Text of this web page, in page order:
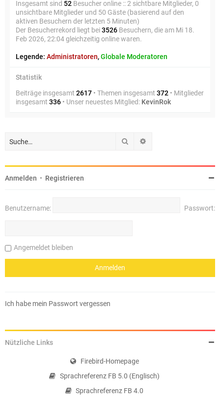
Insgesamt sind 52 Besucher online :: 2 sichtbare Mitglieder, 0
unsichtbare Mitglieder und 50 Gäste (basierend auf den
aktiven Besuchern der letzten 5 Minuten)
Der Besucherrekord liegt bei3526 Besuchern, die am Mi 18.
Feb 2026, 22:04 gleichzeitig online waren.
Legende: Administratoren,Globale Moderatoren
Statistik
Beiträge insgesamt 2617 • Themen insgesamt 372 • Mitglieder
insgesamt 336 • Unser neuestes Mitglied: KevinRok
Suche
Anmelden • Registrieren
Benutzername: Passwort:
Angemeldet bleiben
Ich habe mein Passwort vergessen
Nützliche Links
Firebird-Homepage
Sprachreferenz FB 5.0 (Englisch)
Sprachreferenz FB 4.0